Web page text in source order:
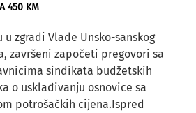
450 KM
u zgradi Vlade Unsko-sanskog
završeni započeti pregovori sa
sindikata budžetskih
o usklađivanju osnovice sa
potrošačkih cijena.Ispred